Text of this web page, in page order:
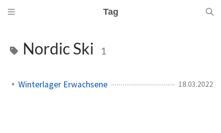
Tag
Nordic Ski 1
Winterlager Erwachsene 18.03.2022